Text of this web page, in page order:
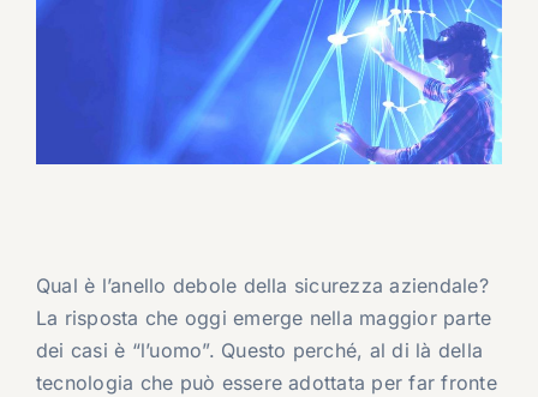
Qual è l’anello debole della sicurezza aziendale?
La risposta che oggi emerge nella maggior parte
dei casi è “l’uomo”. Questo perché, al di là della
tecnologia che può essere adottata per far fronte